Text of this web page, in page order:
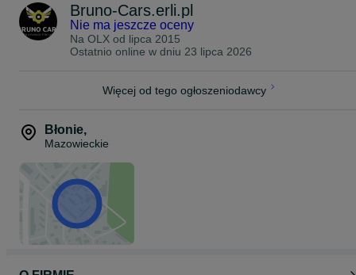
ZAPRASZAMY DO NASZEGO SKLEPU INTERNETOWEGO, adres
w zakładce KONTAKT.
Skontaktuj się z nami i poznaj nasza pełną propozycję produktową
Przygotujemy dla Ciebie spersonalizowaną ofertę.
Z przyjemnością pomożemy w doborze odpowiednich
Bruno-Cars.erli.pl
Nie ma jeszcze oceny
Na OLX od lipca 2015
Ostatnio online w dniu 23 lipca 2026
Więcej od tego ogłoszeniodawcy
Błonie,
Mazowieckie